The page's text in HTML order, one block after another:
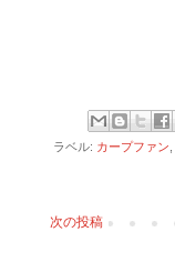
ラベル: カープファン
次の投稿